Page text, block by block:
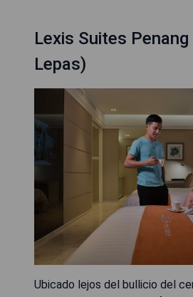
Lexis Suites Penang
Lepas)
Ubicado lejos del bullicio del